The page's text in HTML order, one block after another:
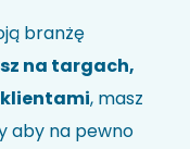
zgodę na
udzielenia
branżę
na targach,
, masz
aby na pewno